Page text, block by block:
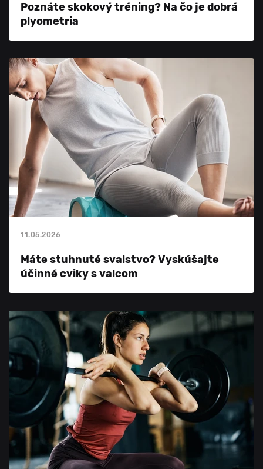
Poznáte skokový tréning? Na čo je dobrá
plyometria
11.05.2026
Máte stuhnuté svalstvo? Vyskúšajte
účinné cviky s valcom